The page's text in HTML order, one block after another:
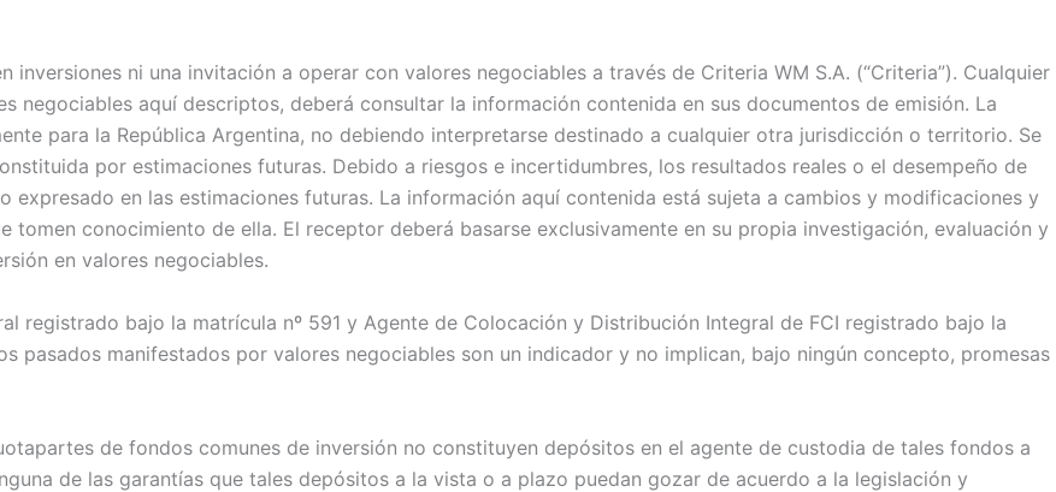
ni una invitación a operar con valores negociables a través de Criteria WM S.A. (“Criteria”). Cualquier
negociables aquí descriptos, deberá consultar la información contenida en sus documentos de emisión. La
para la República Argentina, no debiendo interpretarse destinado a cualquier otra jurisdicción o territorio. Se
por estimaciones futuras. Debido a riesgos e incertidumbres, los resultados reales o el desempeño de
en las estimaciones futuras. La información aquí contenida está sujeta a cambios y modificaciones y
tomen conocimiento de ella. El receptor deberá basarse exclusivamente en su propia investigación, evaluación y
en valores negociables.
registrado bajo la matrícula nº 591 y Agente de Colocación y Distribución Integral de FCI registrado bajo la
pasados manifestados por valores negociables son un indicador y no implican, bajo ningún concepto, promesas
de fondos comunes de inversión no constituyen depósitos en el agente de custodia de tales fondos a
de las garantías que tales depósitos a la vista o a plazo puedan gozar de acuerdo a la legislación y